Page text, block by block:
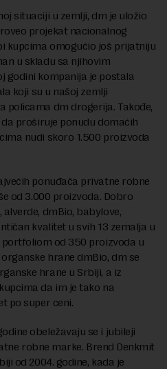
situaciji u zemlji, dm je uložio
projekat nacionalnog
kupcima omogućio još prijatniju
u skladu sa njihovim
godini kompanija je postala
koji su u našoj zemlji
policama dm drogerija. Takođe,
proširuje ponudu domaćih
nudi skoro 1.500 proizvoda
ponuđača privatne robne
od 3.000 proizvoda. Dobro
dmBio, babylove,
kvalitet u svih 13 zemalja u
portfoliom od 350 proizvoda u
hrane dmBio, dm se
hrane u Srbiji, a iz
da im je tako na
po super ceni.
obeležavaju se i jubileji
robne marke. Brend Denkmit
od 2004. godine, kada je